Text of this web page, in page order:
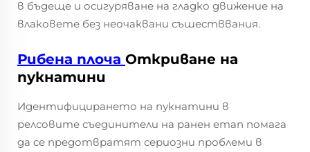
в бъдеще и осигуряване на гладко движение на
влаковете без неочаквани съшестввания.
Рибена плоча Откриване на
пукнатини
Идентифицирането на пукнатини в
релсовите съединители на ранен етап помага
да се предотвратят сериозни проблеми в